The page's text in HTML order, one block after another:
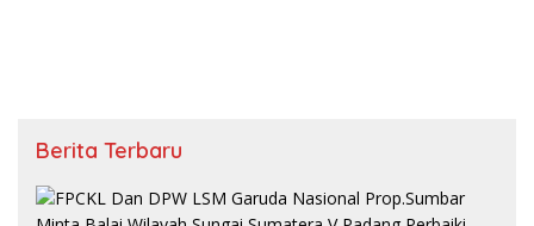
Berita Terbaru